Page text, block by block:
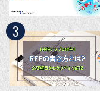
3